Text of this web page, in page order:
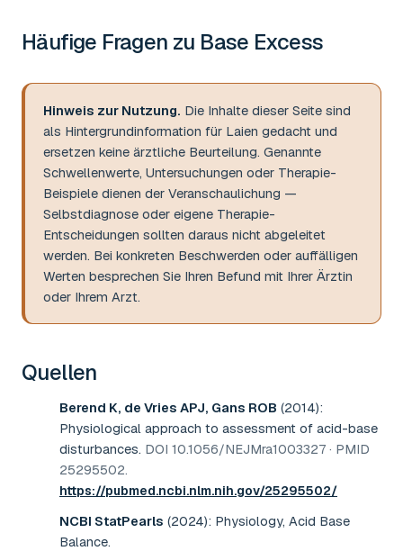
Häufige Fragen zu Base Excess
Hinweis zur Nutzung. Die Inhalte dieser Seite sind
als Hintergrundinformation für Laien gedacht und
ersetzen keine ärztliche Beurteilung. Genannte
Schwellenwerte, Untersuchungen oder Therapie-
Beispiele dienen der Veranschaulichung —
Selbstdiagnose oder eigene Therapie-
Entscheidungen sollten daraus nicht abgeleitet
werden. Bei konkreten Beschwerden oder auffälligen
Werten besprechen Sie Ihren Befund mit Ihrer Ärztin
oder Ihrem Arzt.
Quellen
Berend K, de Vries APJ, Gans ROB (2014):
Physiological approach to assessment of acid-base
disturbances. DOI 10.1056/NEJMra1003327 · PMID
25295502.
https://pubmed.ncbi.nlm.nih.gov/25295502/
NCBI StatPearls (2024): Physiology, Acid Base
Balance.